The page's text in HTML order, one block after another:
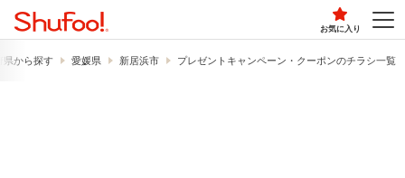
お気に入り
県から探す 愛媛県 新居浜市 プレゼントキャンペーン・クーポンのチラシ一覧